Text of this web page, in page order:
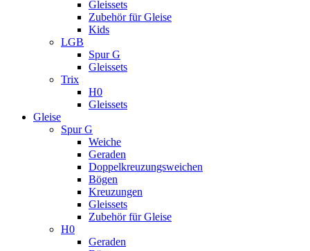
Gleissets
Zubehör für Gleise
Kids
LGB
Spur G
Gleissets
Trix
H0
Gleissets
Gleise
Spur G
Weiche
Geraden
Doppelkreuzungsweichen
Bögen
Kreuzungen
Gleissets
Zubehör für Gleise
H0
Geraden